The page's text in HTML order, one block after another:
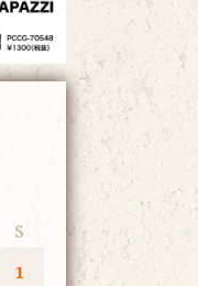
S
1